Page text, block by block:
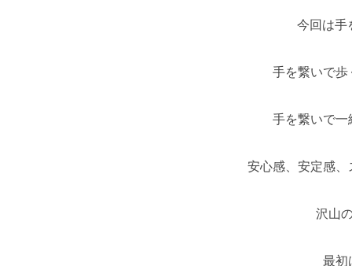
今回は手
手を繋いで歩
手を繋いで一
安心感、安定感
沢山
最初